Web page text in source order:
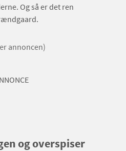
Og så er det ren
annoncen)
og overspiser